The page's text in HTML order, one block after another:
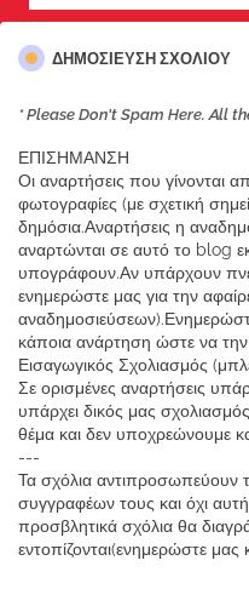
ΔΗΜΟΣΊΕΥΣΗ ΣΧΟΛΊΟΥ
* Please Don't Spam Here. All
ΕΠΙΣΗΜΑΝΣΗ
Οι αναρτήσεις που γίνονται
φωτογραφίες (με σχετική
δημόσια.Αναρτήσεις η
αναρτώνται σε αυτό το blog
υπογράφουν.Αν υπάρχουν
ενημερώστε μας για την
κάποια ανάρτηση ώστε να
Εισαγωγικός Σχολιασμός
Σε ορισμένες αναρτήσεις
υπάρχει δικός μας
θέμα και δεν υποχρεώνουμε
---
Τα σχόλια
συγγραφέων τους και όχι
προσβλητικά σχόλια θα
εντοπίζονται(ενημερώστε μας